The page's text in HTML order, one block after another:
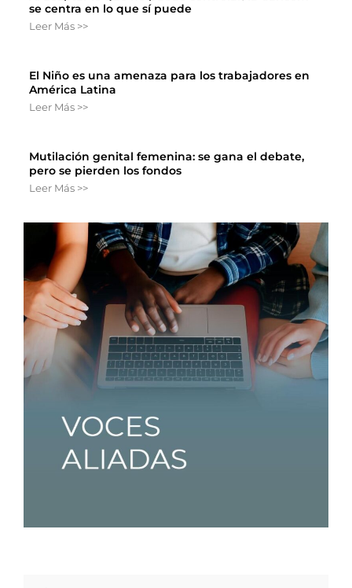
se centra en lo que sí puede
Leer Más >>
El Niño es una amenaza para los trabajadores en
América Latina
Leer Más >>
Mutilación genital femenina: se gana el debate,
pero se pierden los fondos
Leer Más >>